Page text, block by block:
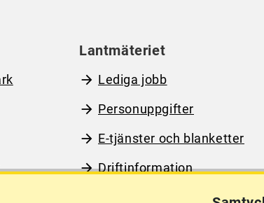
Lantmäteriet
Lediga jobb
Personuppgifter
E-tjänster och blanketter
Driftinformation